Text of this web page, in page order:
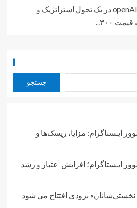
[ad_1] خبردار شرکت openAI در یک تحول استراتژیک و
۳۰۰...
جستجو
اینستاگرام: مزایا، ریسک‌ها و
اینستاگرام؛ افزایش اعتبار و رشد
نخستی‌سانان» بزودی افتتاح می شود